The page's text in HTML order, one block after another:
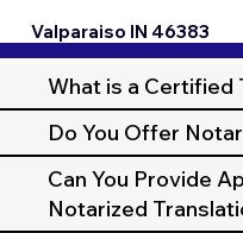
Valparaiso IN 46383
What is a Certified
Do You Offer
Can You Provide
Notarized